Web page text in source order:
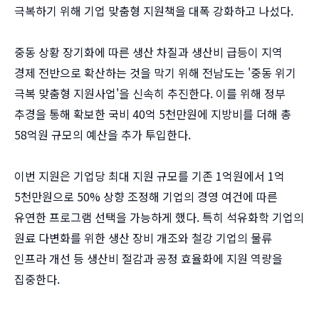
극복하기 위해 기업 맞춤형 지원책을 대폭 강화하고 나섰다.
중동 상황 장기화에 따른 생산 차질과 생산비 급등이 지역
경제 전반으로 확산하는 것을 막기 위해 전남도는 '중동 위기
극복 맞춤형 지원사업'을 신속히 추진한다. 이를 위해 정부
추경을 통해 확보한 국비 40억 5천만원에 지방비를 더해 총
58억원 규모의 예산을 추가 투입한다.
이번 지원은 기업당 최대 지원 규모를 기존 1억원에서 1억
5천만원으로 50% 상향 조정해 기업의 경영 여건에 따른
유연한 프로그램 선택을 가능하게 했다. 특히 석유화학 기업의
원료 다변화를 위한 생산 장비 개조와 철강 기업의 물류
인프라 개선 등 생산비 절감과 공정 효율화에 지원 역량을
집중한다.